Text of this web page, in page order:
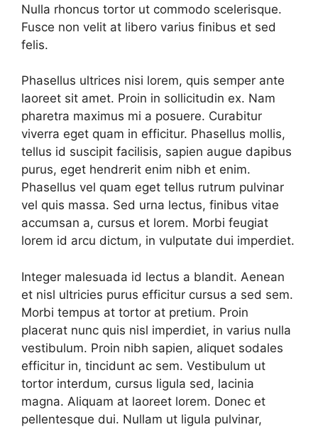
Nulla rhoncus tortor ut commodo scelerisque.
Fusce non velit at libero varius finibus et sed
felis.
Phasellus ultrices nisi lorem, quis semper ante
laoreet sit amet. Proin in sollicitudin ex. Nam
pharetra maximus mi a posuere. Curabitur
viverra eget quam in efficitur. Phasellus mollis,
tellus id suscipit facilisis, sapien augue dapibus
purus, eget hendrerit enim nibh et enim.
Phasellus vel quam eget tellus rutrum pulvinar
vel quis massa. Sed urna lectus, finibus vitae
accumsan a, cursus et lorem. Morbi feugiat
lorem id arcu dictum, in vulputate dui imperdiet.
Integer malesuada id lectus a blandit. Aenean
et nisl ultricies purus efficitur cursus a sed sem.
Morbi tempus at tortor at pretium. Proin
placerat nunc quis nisl imperdiet, in varius nulla
vestibulum. Proin nibh sapien, aliquet sodales
efficitur in, tincidunt ac sem. Vestibulum ut
tortor interdum, cursus ligula sed, lacinia
magna. Aliquam at laoreet lorem. Donec et
pellentesque dui. Nullam ut ligula pulvinar,